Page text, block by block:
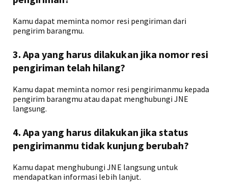
Kamu dapat meminta nomor resi pengiriman dari
pengirim barangmu.
3. Apa yang harus dilakukan jika nomor resi
pengiriman telah hilang?
Kamu dapat meminta nomor resi pengirimanmu kepada
pengirim barangmu atau dapat menghubungi JNE
langsung.
4. Apa yang harus dilakukan jika status
pengirimanmu tidak kunjung berubah?
Kamu dapat menghubungi JNE langsung untuk
mendapatkan informasi lebih lanjut.